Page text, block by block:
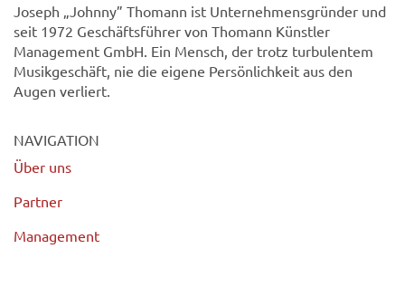
Joseph „Johnny” Thomann ist Unternehmensgründer und
seit 1972 Geschäftsführer von Thomann Künstler
Management GmbH. Ein Mensch, der trotz turbulentem
Musikgeschäft, nie die eigene Persönlichkeit aus den
Augen verliert.
NAVIGATION
Über uns
Partner
Management